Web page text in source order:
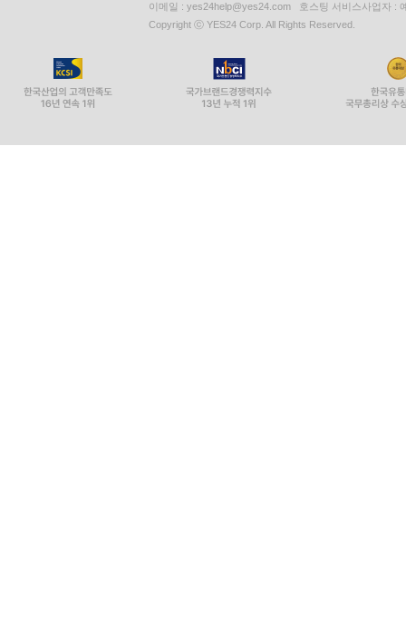
이메일 : yes24help@yes24.com 호스팅 서비스사업자 :
Copyright ⓒ YES24 Corp. All Rights Reserved.